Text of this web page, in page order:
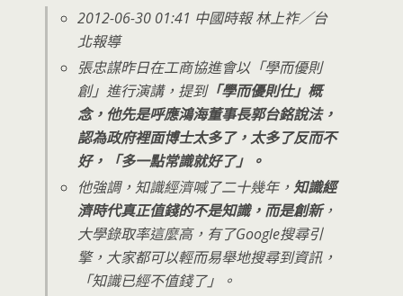
2012-06-30 01:41 中國時報 林上祚／台
北報導
張忠謀昨日在工商協進會以「學而優則
創」進行演講，提到「學而優則仕」概
念，他先是呼應鴻海董事長郭台銘說法，
認為政府裡面博士太多了，太多了反而不
好，「多一點常識就好了」。
他強調，知識經濟喊了二十幾年， 知識經
濟時代真正值錢的不是知識，而是創新，
大學錄取率這麼高，有了Google搜尋引
擎，大家都可以輕而易舉地搜尋到資訊，
「知識已經不值錢了」。